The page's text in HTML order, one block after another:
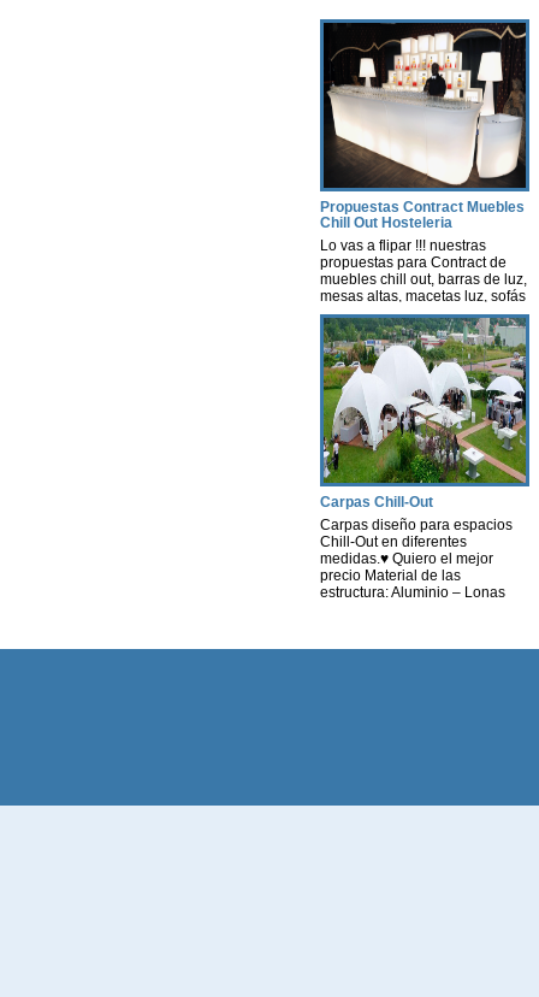
Propuestas Contract Muebles
Chill Out Hosteleria
Lo vas a flipar !!! nuestras
propuestas para Contract de
muebles chill out, barras de luz,
mesas altas, macetas luz, sofás
con luz, lámparas, decoración
con luz leds con autonomía
propia, nosotros te hacemos un
estudio según tus necesidades
y presupuesto. Contract-
instalaciones -Hosteleria -
muebles terraza chill out Ya sea
para cualquier tipo de Evento
[…]
Carpas Chill-Out
Carpas diseño para espacios
Chill-Out en diferentes
medidas.♥ Quiero el mejor
precio Material de las
estructura: Aluminio – Lonas